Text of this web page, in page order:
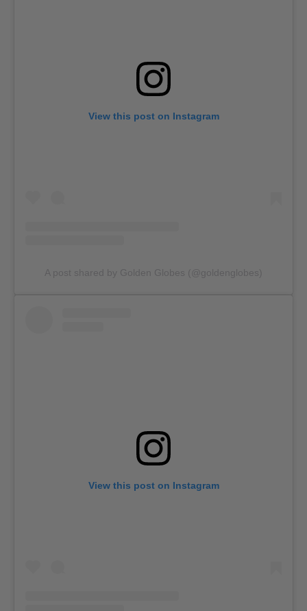
View this post on Instagram
A post shared by Golden Globes (@goldenglobes)
View this post on Instagram